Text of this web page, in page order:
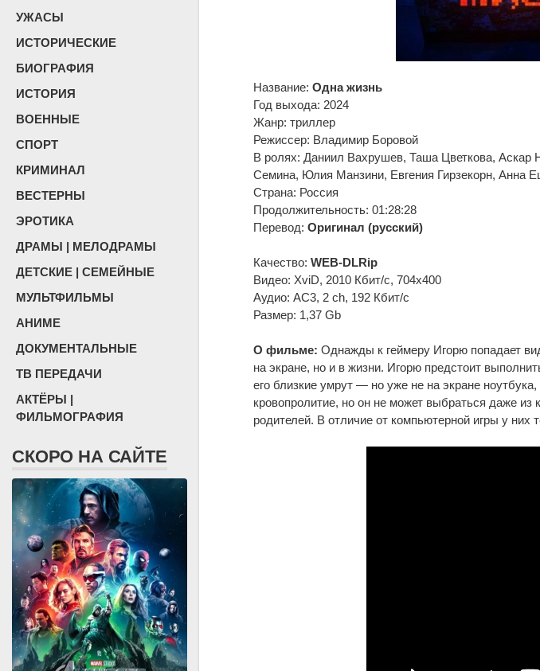
УЖАСЫ
ИСТОРИЧЕСКИЕ
БИОГРАФИЯ
ИСТОРИЯ
ВОЕННЫЕ
СПОРТ
КРИМИНАЛ
ВЕСТЕРНЫ
ЭРОТИКА
ДРАМЫ | МЕЛОДРАМЫ
ДЕТСКИЕ | СЕМЕЙНЫЕ
МУЛЬТФИЛЬМЫ
АНИМЕ
ДОКУМЕНТАЛЬНЫЕ
ТВ ПЕРЕДАЧИ
АКТЁРЫ |
ФИЛЬМОГРАФИЯ
СКОРО НА САЙТЕ
Название: Одна жизнь
Год выхода: 2024
Жанр: триллер
Режиссер: Владимир Боровой
В ролях: Даниил Вахрушев, Таша Цветкова, Аскар
Семина, Юлия Манзини, Евгения Гирзекорн, Анна
Страна: Россия
Продолжительность: 01:28:28
Перевод: Оригинал (русский)
Качество: WEB-DLRip
Видео: XviD, 2010 Кбит/с, 704x400
Аудио: AC3, 2 ch, 192 Кбит/с
Размер: 1,37 Gb
О фильме: Однажды к геймеру Игорю попадает
на экране, но и в жизни. Игорю предстоит
его близкие умрут — но уже не на экране
кровопролитие, но он не может выбраться даже из
родителей. В отличие от компьютерной игры у них